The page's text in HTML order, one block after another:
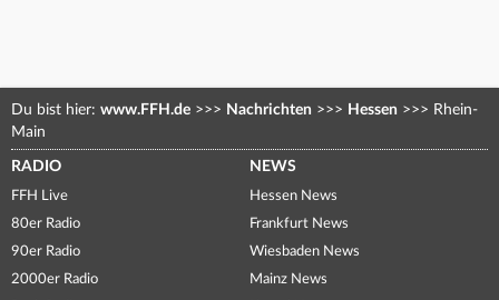
Du bist hier: www.FFH.de >>> Nachrichten >>> Hessen >>> Rhein-
Main
RADIO
FFH Live
80er Radio
90er Radio
2000er Radio
NEWS
Hessen News
Frankfurt News
Wiesbaden News
Mainz News